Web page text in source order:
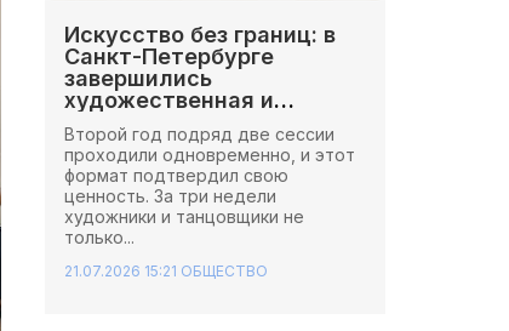
Искусство без границ: в
Санкт-Петербурге
завершились
художественная и
хореографическая сессии
Школы Иннопрактики.
Второй год подряд две сессии
проходили одновременно, и этот
формат подтвердил свою
ценность. За три недели
художники и танцовщики не
только...
21.07.2026 15:21 ОБЩЕСТВО